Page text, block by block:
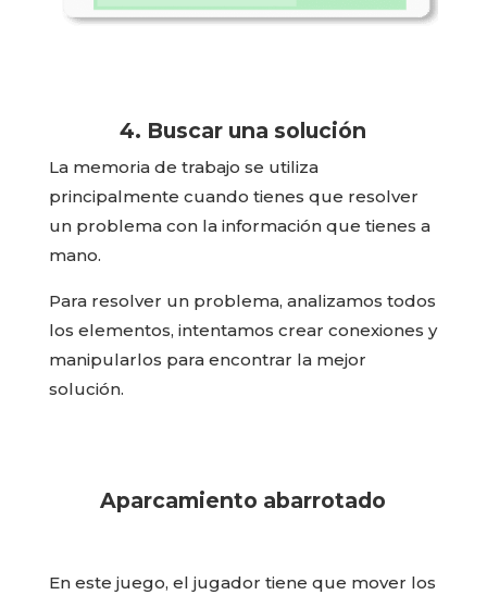
4. Buscar una solución
La memoria de trabajo se utiliza
principalmente cuando tienes que resolver
un problema con la información que tienes a
mano.
Para resolver un problema, analizamos todos
los elementos, intentamos crear conexiones y
manipularlos para encontrar la mejor
solución.
Aparcamiento abarrotado
En este juego, el jugador tiene que mover los